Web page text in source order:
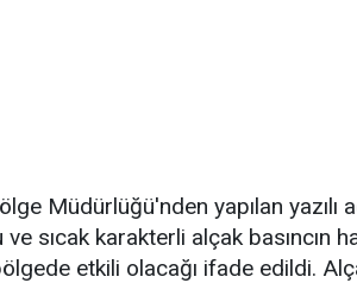
Müdürlüğü'nden yapılan yazılı
sıcak karakterli alçak basıncın
etkili olacağı ifade edildi.